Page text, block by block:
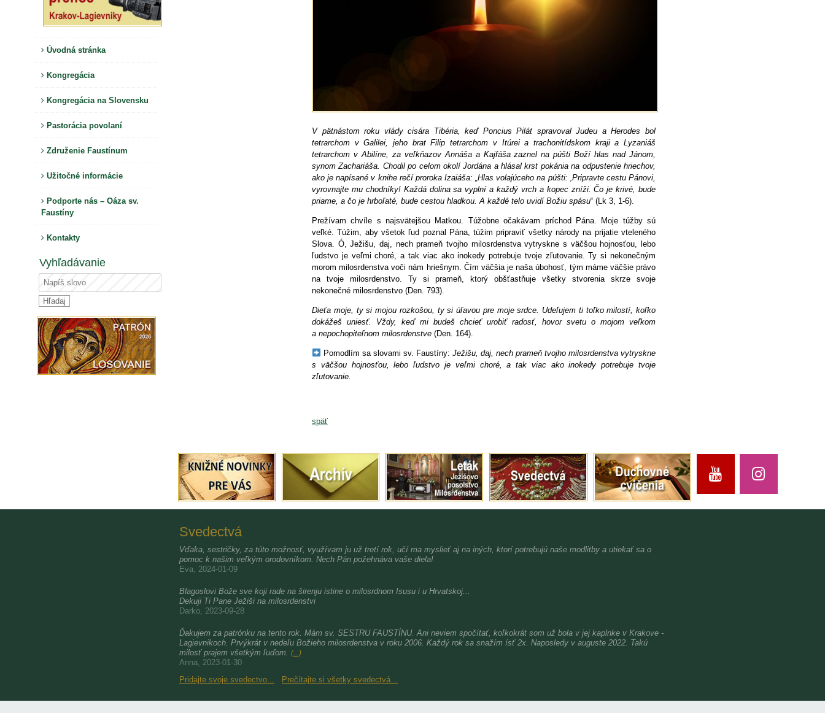
Úvodná stránka
Kongregácia
Kongregácia na Slovensku
Pastorácia povolaní
Združenie Faustínum
Užitočné informácie
Podporte nás – Oáza sv.
Faustíny
Kontakty
Vyhľadávanie
V pätnástom roku vlády cisára Tibéria, keď Poncius Pilát spravoval Judeu a Herodes bol
tetrarchom v Galilei, jeho brat Filip tetrarchom v Itúrei a trachonitídskom kraji a Lyzaniáš
tetrarchom v Abilíne, za veľkňazov Annáša a Kajfáša zaznel na púšti Boží hlas nad Jánom,
synom Zachariáša. Chodil po celom okolí Jordána a hlásal krst pokánia na odpustenie hriechov,
ako je napísané v knihe rečí proroka Izaiáša: „Hlas volajúceho na púšti: ‚Pripravte cestu Pánovi,
vyrovnajte mu chodníky! Každá dolina sa vyplní a každý vrch a kopec zníži. Čo je krivé, bude
priame, a čo je hrboľaté, bude cestou hladkou. A každé telo uvidí Božiu spásu“ (Lk 3, 1-6).
Prežívam chvíle s najsvätejšou Matkou. Túžobne očakávam príchod Pána. Moje túžby sú
veľké. Túžim, aby všetok ľud poznal Pána, túžim pripraviť všetky národy na prijatie vteleného
Slova. Ó, Ježišu, daj, nech prameň tvojho milosrdenstva vytryskne s väčšou hojnosťou, lebo
ľudstvo je veľmi choré, a tak viac ako inokedy potrebuje tvoje zľutovanie. Ty si nekonečným
morom milosrdenstva voči nám hriešnym. Čím väčšia je naša úbohosť, tým máme väčšie právo
na tvoje milosrdenstvo. Ty si prameň, ktorý obšťastňuje všetky stvorenia skrze svoje
nekonečné milosrdenstvo (Den. 793).
Dieťa moje, ty si mojou rozkošou, ty si úľavou pre moje srdce. Udeľujem ti toľko milostí, koľko
dokážeš uniesť. Vždy, keď mi budeš chcieť urobiť radosť, hovor svetu o mojom veľkom
a nepochopiteľnom milosrdenstve (Den. 164).
Pomodlím sa slovami sv. Faustíny: Ježišu, daj, nech prameň tvojho milosrdenstva vytryskne
s väčšou hojnosťou, lebo ľudstvo je veľmi choré, a tak viac ako inokedy potrebuje tvoje
zľutovanie.
späť
Svedectvá
Vďaka, sestričky, za túto možnosť, využívam ju už tretí rok, učí ma myslieť aj na iných, ktorí potrebujú naše modlitby a utiekať sa o
pomoc k našim veľkým orodovníkom. Nech Pán požehnáva vaše diela!
Eva, 2024-01-09
Blagoslovi Bože sve koji rade na širenju istine o milosrdnom Isusu i u Hrvatskoj...
Dekuji Ti Pane Ježiši na milosrdenstvi
Darko, 2023-09-28
Ďakujem za patrónku na tento rok. Mám sv. SESTRU FAUSTÍNU. Ani neviem spočítať, koľkokrát som už bola v jej kaplnke v Krakove -
Lagievnikoch. Prvýkrát v nedeľu Božieho milosrdenstva v roku 2006. Každý rok sa snažím ísť 2x. Naposledy v auguste 2022. Takú
milosť prajem všetkým ľuďom. (...)
Anna, 2023-01-30
Pridajte svoje svedectvo...
Prečítajte si všetky svedectvá...